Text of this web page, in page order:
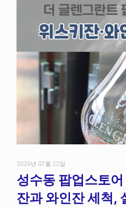
2026년 07월 22일
성수동 팝업스토
잔과 와인잔 세척,